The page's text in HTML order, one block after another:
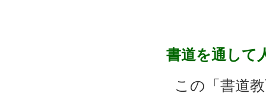
書道を通して
この「書道